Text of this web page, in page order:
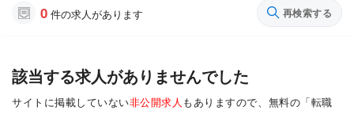
0 件の求人があります 再検索する
該当する求人がありませんでした
サイトに掲載していない非公開求人 もありますので、無料の「転職